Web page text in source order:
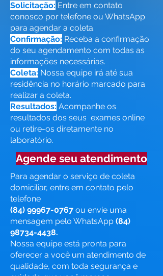
Solicitação: Entre em contato
conosco por telefone ou WhatsApp
para agendar a coleta.
Confirmação: Receba a confirmação
do seu agendamento com todas as
informações necessárias.
Coleta: Nossa equipe irá até sua
residência no horário marcado para
realizar a coleta.
Resultados: Acompanhe os
resultados dos seus exames online
ou retire-os diretamente no
laboratório.
Agende seu atendimento
Para agendar o serviço de coleta
domiciliar, entre em contato pelo
telefone
(84) 99967-0767 ou envie uma
mensagem pelo WhatsApp (84)
98734-4438.
Nossa equipe está pronta para
oferecer a você um atendimento de
qualidade, com toda segurança e